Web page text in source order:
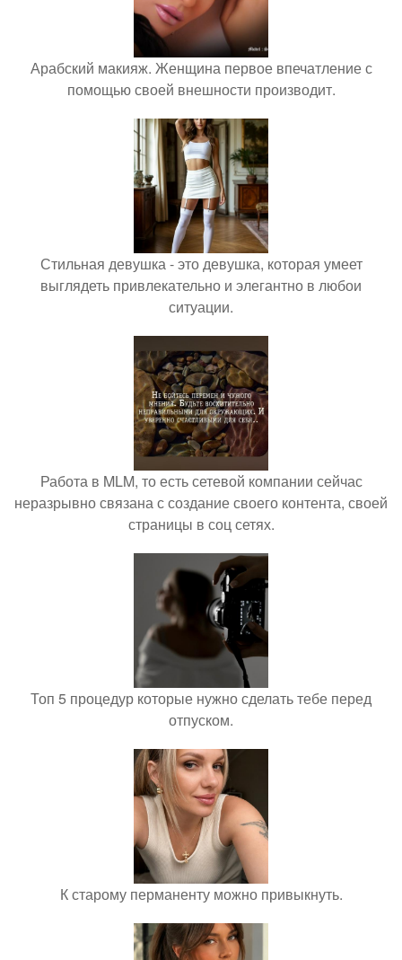
Арабский макияж. Женщина первое впечатление с
помощью своей внешности производит.
Стильная девушка - это девушка, которая умеет
выглядеть привлекательно и элегантно в любои
ситуации.
Работа в MLM, то есть сетевой компании сейчас
неразрывно связана с создание своего контента, своей
страницы в соц сетях.
Топ 5 процедур которые нужно сделать тебе перед
отпуском.
К старому перманенту можно привыкнуть.